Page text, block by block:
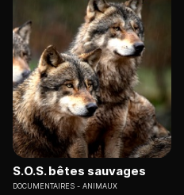
S.O.S. bêtes sauvages
DOCUMENTAIRES ANIMAUX